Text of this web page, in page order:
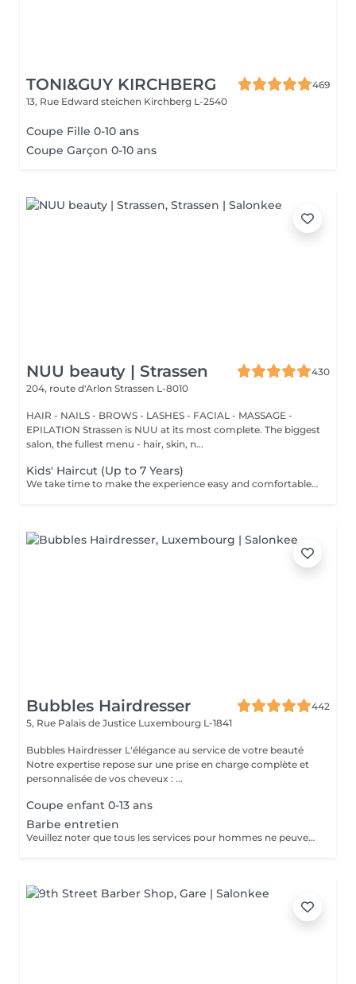
TONI&GUY KIRCHBERG
469
13, Rue Edward steichen Kirchberg L-2540
Coupe Fille 0-10 ans
Coupe Garçon 0-10 ans
NUU beauty | Strassen
430
204, route d'Arlon Strassen L-8010
HAIR - NAILS - BROWS - LASHES - FACIAL - MASSAGE -
EPILATION Strassen is NUU at its most complete. The biggest
salon, the fullest menu - hair, skin, n...
Kids' Haircut (Up to 7 Years)
We take time to make the experience easy and comfortable, starting with a short talk to understand the look you want, followed by a careful cut.
Bubbles Hairdresser
442
5, Rue Palais de Justice Luxembourg L-1841
Bubbles Hairdresser L'élégance au service de votre beauté
Notre expertise repose sur une prise en charge complète et
personnalisée de vos cheveux : ...
Coupe enfant 0-13 ans
Barbe entretien
Veuillez noter que tous les services pour hommes ne peuvent PAS être réservés en ligne. Merci d'appeler ou de passer pour réserver ces derniers. Quiconque ne respecte pas cela et réserve un service pour femme à la place ou utilise le compte d'une femme pour bloquer du temps pour le service d'un homme sera bloqué de toutes les réservations futures.